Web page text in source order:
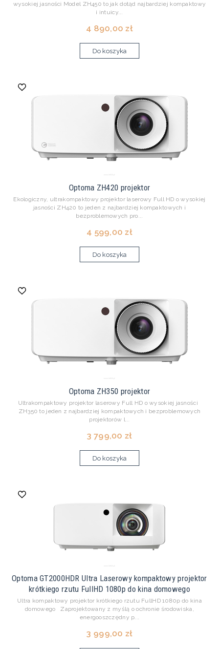
wysokiej jasności Model ZH450 to jak dotąd najbardziej kompaktowy
i intuicy...
4 890,00 zł
Do koszyka
Optoma ZH420 projektor
Ekologiczny, ultrakompaktowy projektor laserowy Full HD o wysokiej
jasności ZH420 to jeden z najbardziej kompaktowych i
bezproblemowych pro...
4 599,00 zł
Do koszyka
Optoma ZH350 projektor
Ultrakompaktowy projektor laserowy Full HD o wysokiej jasności
ZH350 to jeden z najbardziej kompaktowych i bezproblemowych
projektorów l...
3 799,00 zł
Do koszyka
Optoma GT2000HDR Ultra Laserowy kompaktowy projektor
krótkiego rzutu FullHD 1080p do kina domowego
Ultra kompaktowy projektor krótkiego rzutu FullHD 1080p do kina
domowego Zaprojektowany z myślą o ochronie środowiska,
energooszczędny p...
3 999,00 zł